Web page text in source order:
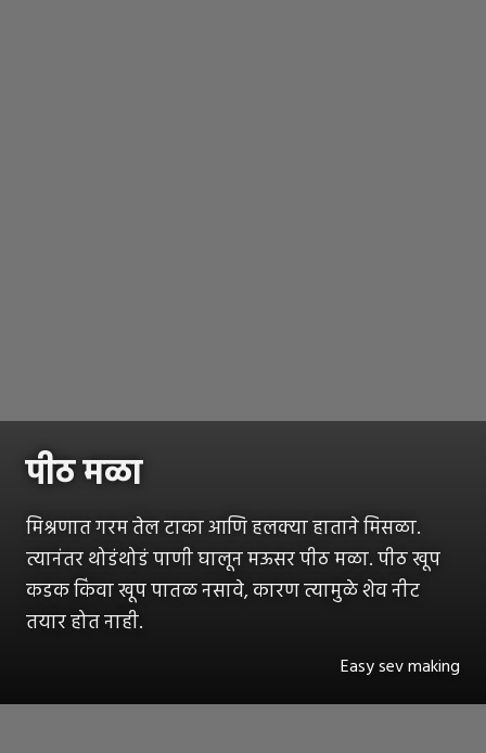
पीठ मळा
मिश्रणात गरम तेल टाका आणि हलक्या हाताने मिसळा.
त्यानंतर थोडंथोडं पाणी घालून मऊसर पीठ मळा. पीठ खूप
कडक किंवा खूप पातळ नसावे, कारण त्यामुळे शेव नीट
तयार होत नाही.
Easy sev making